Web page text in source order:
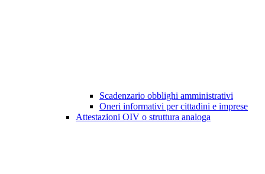
Scadenzario obblighi amministrativi
Oneri informativi per cittadini e imprese
Attestazioni OIV o struttura analoga